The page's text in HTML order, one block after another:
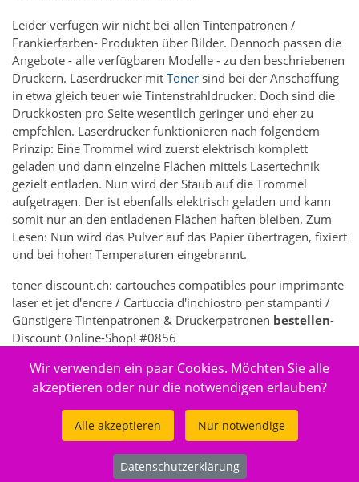
Leider verfügen wir nicht bei allen Tintenpatronen /
Frankierfarben- Produkten über Bilder. Dennoch passen die
Angebote - alle verfügbaren Modelle - zu den beschriebenen
Druckern. Laserdrucker mit Toner sind bei der Anschaffung
in etwa gleich teuer wie Tintenstrahldrucker. Doch sind die
Druckkosten pro Seite wesentlich geringer und eher zu
empfehlen. Laserdrucker funktionieren nach folgendem
Prinzip: Eine Trommel wird zuerst elektrisch komplett
geladen und dann einzelne Flächen mittels Lasertechnik
gezielt entladen. Nun wird der Staub auf die Trommel
aufgetragen. Der ist ebenfalls elektrisch geladen und kann
somit nur an den entladenen Flächen haften bleiben. Zum
Lesen: Nun wird das Pulver auf das Papier übertragen, fixiert
und bei hohen Temperaturen eingebrannt.
toner-discount.ch: cartouches compatibles pour imprimante
laser et jet d'encre / Cartuccia d'inchiostro per stampanti /
Günstigere Tintenpatronen & Druckerpatronen bestellen-
Discount Online-Shop! #0856
356 - Elektronik > Drucken, Kopieren, Scannen & Faxen >
Zubehör Drucker, Kopierer & Faxgeräte > Drucker-
© 2026toner-discount.ch
Wir verwenden ein paar Cookies. Möchten Sie alle
akzeptieren oder nur die notwendigen erlauben?
Alle akzeptieren Nur notwendige
Datenschutzerklärung